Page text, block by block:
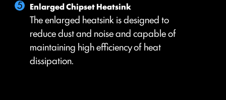
Enlarged Chipset Heatsink
The enlarged heatsink is designed to
reduce dust and noise and capable of
maintaining high efficiency of heat
dissipation.
FOR SYSTEM FAN
Supports auto-detect
EXCLUSIVE EZ CONN.
- JAF_2